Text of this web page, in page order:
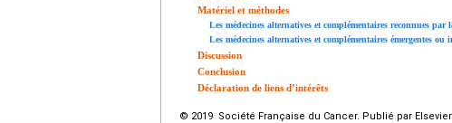
Matériel et méthodes
Les médecines alternatives et complémentaires reconnues
Les médecines alternatives et complémentaires émergentes
Discussion
Conclusion
Déclaration de liens d’intérêts
© 2019 Société Française du Cancer. Publié par